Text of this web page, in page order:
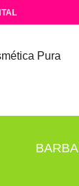
Pura
BARBA